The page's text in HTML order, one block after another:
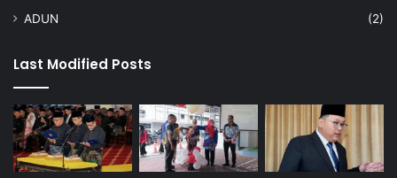
ADUN
(2)
Last Modified Posts